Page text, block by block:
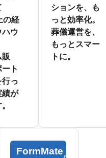
の経
ハウ
販
ト
行っ
績が
ションを、も
っと効率化。
葬儀運営を、
もっとスマー
トに。
FormMate